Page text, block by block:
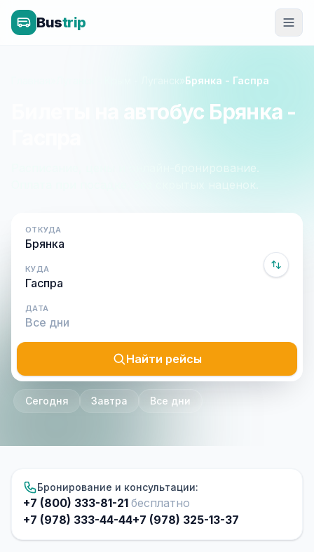
Bustrip
»Брянка - Гаспра
Билеты на автобус Брянка -
Расписание, цены и онлайн-бронирование.
Оплата при посадке, без скрытых наценок.
ОТКУДА
КУДА
ДАТА
Найти рейсы
Сегодня Завтра Все дни
Бронирование и консультации:
+7 (800) 333-81-21 бесплатно
+7 (978) 333-44-44+7 (978) 325-13-37